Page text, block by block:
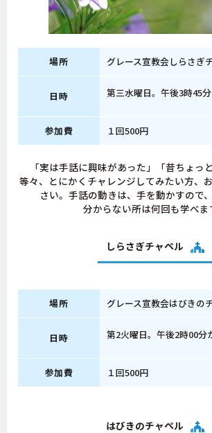
場所 グレース宣教会しらさぎ
日時 第三水曜日。午後3時45
参加費 １回500円
「実は手話に興味があった」「昔ちょっ
等々、とにかくチャレンジしてみたい方、
さい。手話の動きは、手を動かすので
分からない所は何回も学べま
しらさぎチャペル
場所 グレース宣教会はびきの
日時 第2火曜日。午後2時00分
参加費 １回500円
はびきのチャペル